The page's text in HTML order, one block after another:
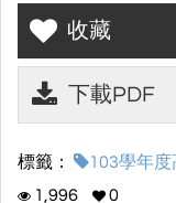
收藏
下載PDF
標籤：
103學年
1,996
0